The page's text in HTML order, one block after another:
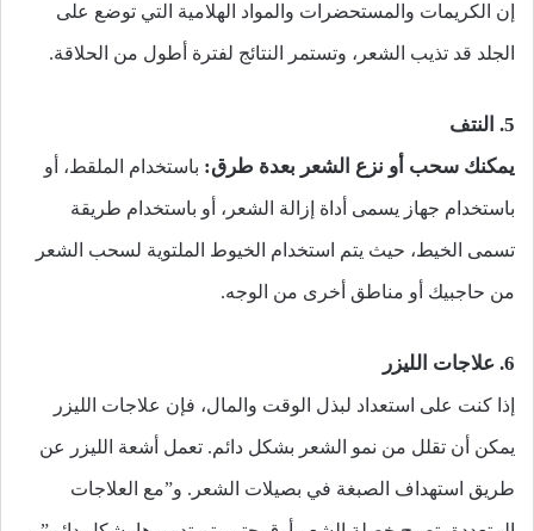
إن الكريمات والمستحضرات والمواد الهلامية التي توضع على
الجلد قد تذيب الشعر، وتستمر النتائج لفترة أطول من الحلاقة.
5. النتف
يمكنك سحب أو نزع الشعر بعدة طرق: باستخدام الملقط، أو
باستخدام جهاز يسمى أداة إزالة الشعر، أو باستخدام طريقة
تسمى الخيط، حيث يتم استخدام الخيوط الملتوية لسحب الشعر
من حاجبيك أو مناطق أخرى من الوجه.
6. علاجات الليزر
إذا كنت على استعداد لبذل الوقت والمال، فإن علاجات الليزر
يمكن أن تقلل من نمو الشعر بشكل دائم. تعمل أشعة الليزر عن
طريق استهداف الصبغة في بصيلات الشعر. و”مع العلاجات